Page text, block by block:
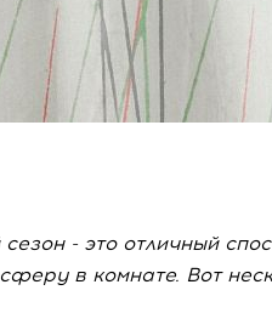
- это отличный
в комнате. Вот